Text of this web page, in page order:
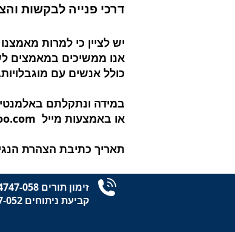
דרכי פנייה לבקשות
יש לציין כי למרות
אנו ממשיכים במאמצים
כולל אנשים עם
במידה ונתקלתם
או באמצעות מייל
תאריך כתיבת הצהרת הנגישות:
זימון תורים 058-4747-058
קביעת ניתוחים 058-4747-052